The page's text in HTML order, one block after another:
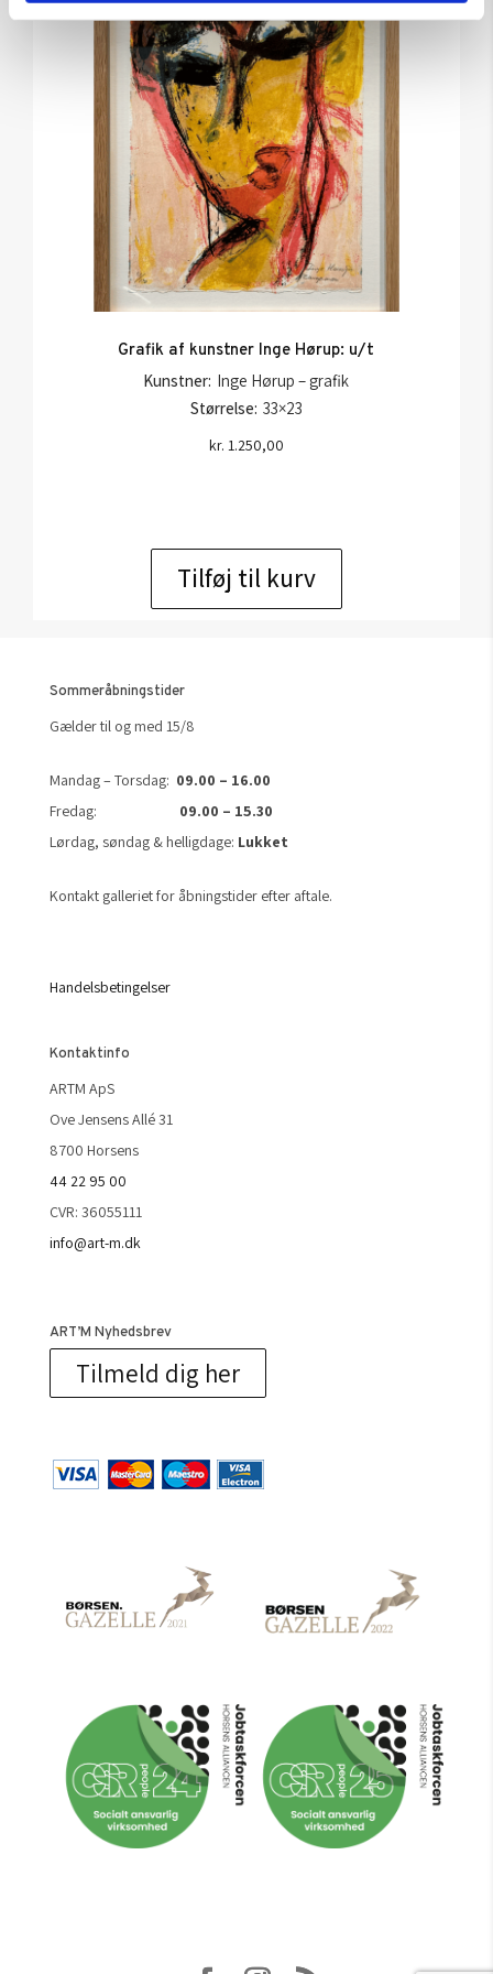
Grafik af kunstner Inge Hørup: u/t
Kunstner: Inge Hørup – grafik
Størrelse: 33×23
kr. 1.250,00
Tilføj til kurv
Sommeråbningstider
Gælder til og med 15/8
Mandag – Torsdag: 09.00 – 16.00
Fredag: 09.00 – 15.30
Lørdag, søndag & helligdage: Lukket
Kontakt galleriet for åbningstider efter aftale.
Handelsbetingelser
Kontaktinfo
ARTM ApS
Ove Jensens Allé 31
8700 Horsens
44 22 95 00
CVR: 36055111
info@art-m.dk
ART’M Nyhedsbrev
Tilmeld dig her